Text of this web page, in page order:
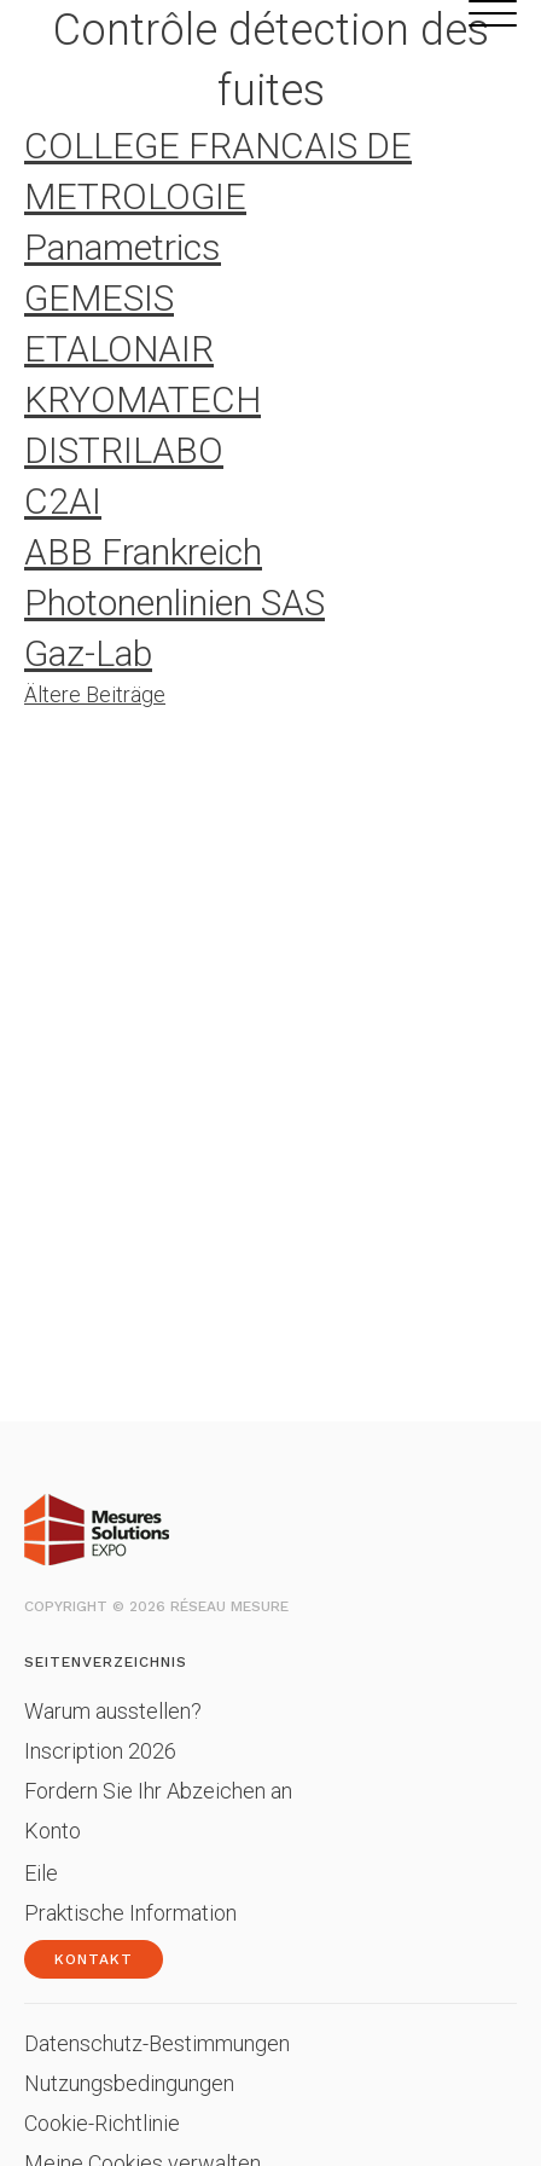
InhalteContrôle détection des
fuites
COLLEGE FRANCAIS DE
METROLOGIE
Panametrics
GEMESIS
ETALONAIR
KRYOMATECH
DISTRILABO
C2AI
ABB Frankreich
Photonenlinien SAS
Gaz-Lab
Beitrags-
Ältere Beiträge
COPYRIGHT © 2026 RÉSEAU MESURE
SEITENVERZEICHNIS
Warum ausstellen?
Inscription 2026
Fordern Sie Ihr Abzeichen an
Konto
Eile
Praktische Information
KONTAKT
Datenschutz-Bestimmungen
Nutzungsbedingungen
Cookie-Richtlinie
Cookie-Einstellungen